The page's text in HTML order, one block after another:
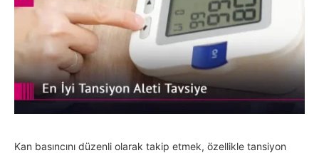
Kan basıncını düzenli olarak takip etmek, özellikle tansiyon